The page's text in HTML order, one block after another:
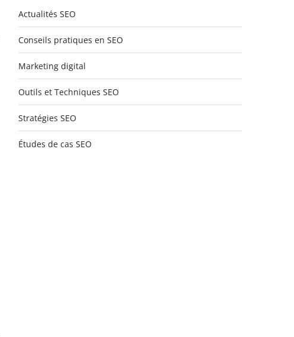
Actualités SEO
Conseils pratiques en SEO
Marketing digital
Outils et Techniques SEO
Stratégies SEO
Études de cas SEO